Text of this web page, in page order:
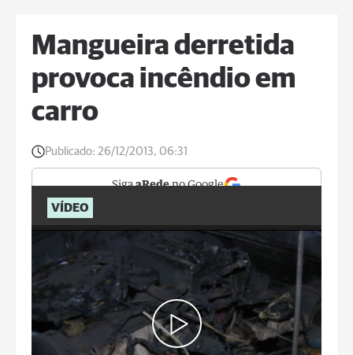
Mangueira derretida
provoca incêndio em
carro
Publicado: 26/12/2013, 06:31
SigaaRedeno Google
VÍDEO